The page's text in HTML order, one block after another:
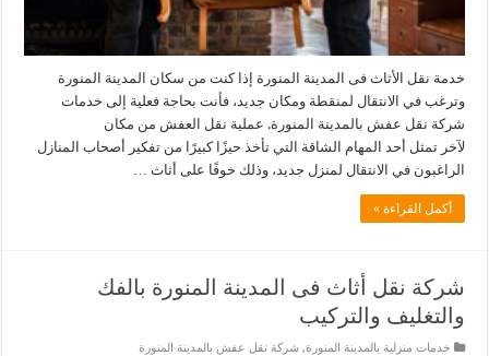
خدمة نقل الأثاث فى المدينة المنورة إذا كنت من سكان المدينة المنورة
وترغب في الانتقال لمنقطة ومكان جديد، فأنت بحاجة فعلية إلى خدمات
شركة نقل عفش بالمدينة المنورة. عملية نقل العفش من مكان
لآخر تمثل أحد المهام الشاقة التي تأخذ حيزًا كبيرًا من تفكير أصحاب المنازل
الراغبون في الانتقال لمنزل جديد، وذلك خوفًا على أثاث …
أكمل القراءة »
شركة نقل أثاث فى المدينة المنورة بالفك
والتغليف والتركيب
خدمات منزلية بالمدينة المنورة,شركة نقل عفش بالمدينة المنورة